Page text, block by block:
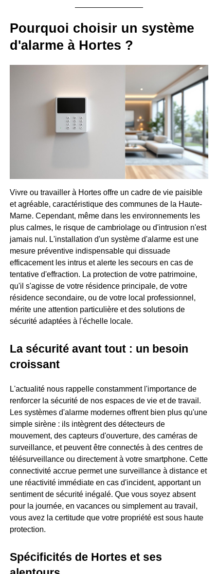
Pourquoi choisir un système
d'alarme à Hortes ?
Vivre ou travailler à Hortes offre un cadre de vie paisible
et agréable, caractéristique des communes de la Haute-
Marne. Cependant, même dans les environnements les
plus calmes, le risque de cambriolage ou d'intrusion n'est
jamais nul. L'installation d'un système d'alarme est une
mesure préventive indispensable qui dissuade
efficacement les intrus et alerte les secours en cas de
tentative d'effraction. La protection de votre patrimoine,
qu'il s'agisse de votre résidence principale, de votre
résidence secondaire, ou de votre local professionnel,
mérite une attention particulière et des solutions de
sécurité adaptées à l'échelle locale.
La sécurité avant tout : un besoin
croissant
L'actualité nous rappelle constamment l'importance de
renforcer la sécurité de nos espaces de vie et de travail.
Les systèmes d'alarme modernes offrent bien plus qu'une
simple sirène : ils intègrent des détecteurs de
mouvement, des capteurs d'ouverture, des caméras de
surveillance, et peuvent être connectés à des centres de
télésurveillance ou directement à votre smartphone. Cette
connectivité accrue permet une surveillance à distance et
une réactivité immédiate en cas d'incident, apportant un
sentiment de sécurité inégalé. Que vous soyez absent
pour la journée, en vacances ou simplement au travail,
vous avez la certitude que votre propriété est sous haute
protection.
Spécificités de Hortes et ses